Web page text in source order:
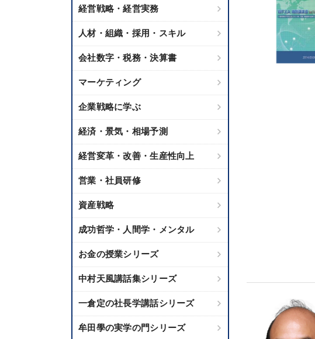
経営戦略・経営実務
人材・組織・採用・スキル
会社数字・税務・決算書
マーケティング
企業戦略に学ぶ
経済・景気・相場予測
経営変革・改善・生産性向上
営業・社員研修
資産戦略
成功哲学・人間学・メンタル
お金の授業シリーズ
中村天風講話集シリーズ
一倉定の社長学講話シリーズ
牟田學の実学の門シリーズ